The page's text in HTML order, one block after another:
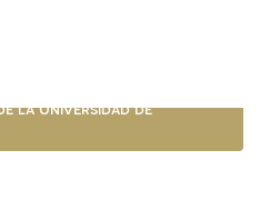
la Universidad de